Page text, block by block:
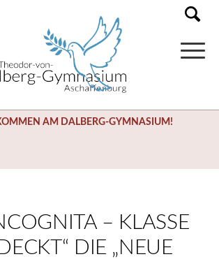
AM DALBERG-GYMNASIUM!
– KLASSE
DIE „NEUE